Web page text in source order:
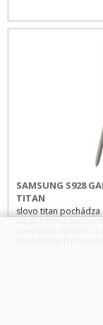
SAMSUNG S928
TITAN
slovo titan
vládli nášmu svetu v